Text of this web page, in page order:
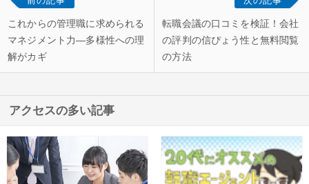
これからの管理職に求められる
マネジメント力―多様性への理
解がカギ
転職会議の口コミを検証！会社
の評判の信ぴょう性と無料閲覧
の方法
アクセスの多い記事